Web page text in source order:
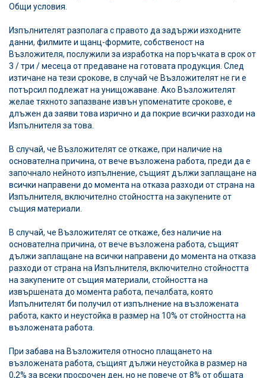
Общи условия.
Изпълнителят разполага с правото да задържи изходните
данни, филмите и щанц-формите, собственост на
Възложителя, послужили за изработка на поръчката в срок от
3 / три / месеца от предаване на готовата продукция. След
изтичане на тези срокове, в случай че Възложителят не ги е
потърсил подлежат на унищожаване. Ако Възложителят
желае тяхното запазване извън упоменатите срокове, е
длъжен да заяви това изрично и да покрие всички разходи на
Изпълнителя за това.
В случай, че Възложителят се откаже, при наличие на
основателна причина, от вече възложена работа, преди да е
започнало нейното изпълнение, същият дължи заплащане на
всички направени до момента на отказа разходи от страна на
Изпълнителя, включително стойността на закупените от
същия материали.
В случай, че Възложителят се откаже, без наличие на
основателна причина, от вече възложена работа, същият
дължи заплащане на всички направени до момента на отказа
разходи от страна на Изпълнителя, включително стойността
на закупените от същия материали, стойността на
извършената до момента работа, печалбата, която
Изпълнителят би получил от изпълнение на възложената
работа, както и неустойка в размер на 10% от стойността на
възложената работа.
При забава на Възложителя относно плащането на
възложената работа, същият дължи неустойка в размер на
0,2% за всеки просрочен ден, но не повече от 8% от общата